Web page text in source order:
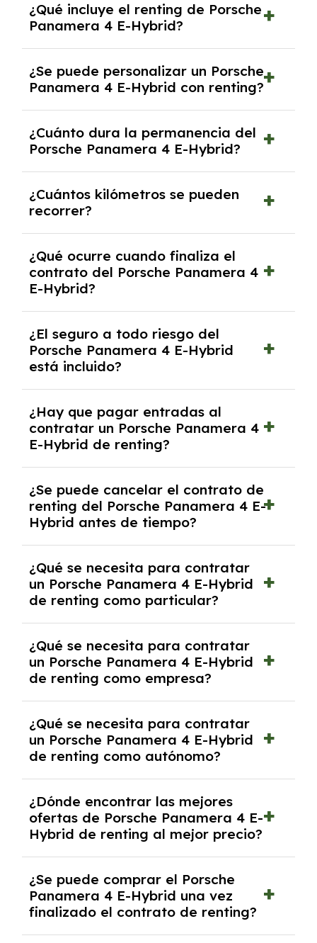
es un contrato de alquiler a largo plazo en el
que pagas una cuota mensual fija por el uso
del coche durante un periodo determinado,
generalmente entre 2 y 5 años.
¿Qué incluye el renting de Porsche
Panamera 4 E-Hybrid?
seguro a todo riesgo, mantenimiento,
reparaciones, impuestos, asistencia en
carretera y gestión de la documentación.
¿Se puede personalizar un Porsche
Panamera 4 E-Hybrid con renting?
opciones y equipamiento adicional, siempre y
cuando lo pactes con la empresa de renting.
¿Cuánto dura la permanencia del
Porsche Panamera 4 E-Hybrid?
renting, que normalmente varía entre 2 y 5
años.
¿Cuántos kilómetros se pueden
recorrer?
contrato y puede variar entre 10,000 y
30,000 km anuales. Si excedes ese límite,
puede haber un cargo adicional.
¿Qué ocurre cuando finaliza el
contrato del Porsche Panamera 4
E-Hybrid?
coche, renovarlo por uno nuevo o, en algunos
casos, comprarlo a un precio previamente
acordado.
¿El seguro a todo riesgo del
Porsche Panamera 4 E-Hybrid
está incluido?
Panamera 4 E-Hybrid con el seguro a todo
riesgo sin franquicia incluido dentro de las
cuotas mensuales.
¿Hay que pagar entradas al
contratar un Porsche Panamera 4
E-Hybrid de renting?
tendrás que pagar ningún tipo de entrada
salvo en casos que lo exija el proveedor
debido al resultado del estudio de viabilidad
económica.
¿Se puede cancelar el contrato de
renting del Porsche Panamera 4 E-
Hybrid antes de tiempo?
pero puede haber penalizaciones por
cancelación anticipada. Es importante revisar
las condiciones del contrato y hablar con un
experto que te asesore.
¿Qué se necesita para contratar
un Porsche Panamera 4 E-Hybrid
de renting como particular?
y, en algunos casos, una consulta de solvencia
crediticia y un pago inicial.
¿Qué se necesita para contratar
un Porsche Panamera 4 E-Hybrid
de renting como empresa?
documentación financiera y, en algunos
casos, un informe de solvencia de la empresa
y un pago inicial.
¿Qué se necesita para contratar
un Porsche Panamera 4 E-Hybrid
de renting como autónomo?
autónomos, justificante de ingresos y, en
algunos casos, un informe fiscal y un pago
inicial.
¿Dónde encontrar las mejores
ofertas de Porsche Panamera 4 E-
Hybrid de renting al mejor precio?
mejores ofertas de vehículos de renting con
todos los gastos incluidos y sin pagar
entradas.
¿Se puede comprar el Porsche
Panamera 4 E-Hybrid una vez
finalizado el contrato de renting?